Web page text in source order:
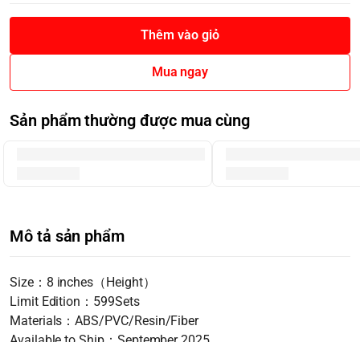
Thêm vào giỏ
Mua ngay
Sản phẩm thường được mua cùng
Mô tả sản phẩm
Size：8 inches（Height）
Limit Edition：599Sets
Materials：ABS/PVC/Resin/Fiber